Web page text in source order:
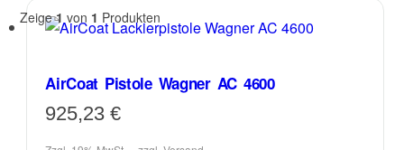
Zeige1 von 1 Produkten
AirCoat Pistole Wagner AC 4600
925,23€